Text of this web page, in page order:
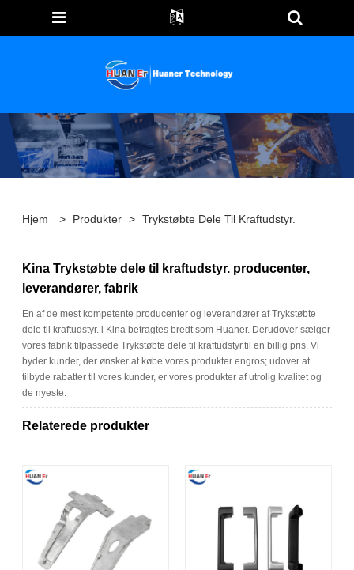
Hjem > Produkter > Trykstøbte Dele Til Kraftudstyr.
Kina Trykstøbte dele til kraftudstyr. producenter,
leverandører, fabrik
En af de mest kompetente producenter og leverandører af Trykstøbte
dele til kraftudstyr. i Kina betragtes bredt som Huaner. Derudover sælger
vores fabrik tilpassede Trykstøbte dele til kraftudstyr.til en billig pris. Vi
byder kunder, der ønsker at købe vores produkter engros; udover at
tilbyde rabatter til vores kunder, er vores produkter af utrolig kvalitet og
de nyeste.
Relaterede produkter